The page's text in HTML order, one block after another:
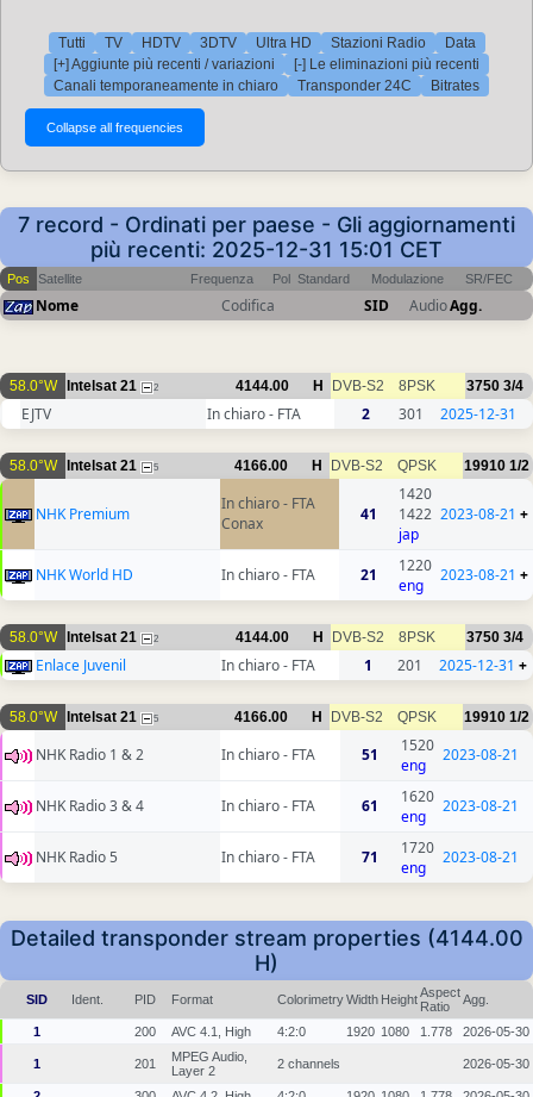
Tutti TV HDTV 3DTV Ultra HD Stazioni Radio
Data
[+] Aggiunte più recenti / variazioni
[-] Le eliminazioni più recenti
Canali temporaneamente in chiaro
Transponder 24C Bitrates
7 record - Ordinati per paese - Gli aggiornamenti
più recenti: 2025-12-31 15:01 CET
Pos Satellite Frequenza Pol Standard Modulazione SR/FEC
Nome Codifica SID AudioAgg.
58.0°W Intelsat 21 2 4144.00 H DVB-S2 8PSK 3750 3/4
EJTV In chiaro - FTA 2 301 2025-12-31
58.0°W Intelsat 21 5 4166.00 H DVB-S2 QPSK 19910 1/2
NHK Premium
In chiaro - FTA
Conax
41
1420
1422
jap
2023-08-21 +
NHK World HD In chiaro - FTA 21
1220
eng
2023-08-21 +
58.0°W Intelsat 21 2 4144.00 H DVB-S2 8PSK 3750 3/4
Enlace Juvenil In chiaro - FTA 1 201 2025-12-31 +
58.0°W Intelsat 21 5 4166.00 H DVB-S2 QPSK 19910 1/2
NHK Radio 1 & 2 In chiaro - FTA 51
1520
eng
2023-08-21
NHK Radio 3 & 4 In chiaro - FTA 61
1620
eng
2023-08-21
NHK Radio 5 In chiaro - FTA 71
1720
eng
2023-08-21
Detailed transponder stream properties (4144.00
H)
SID Ident. PID Format ColorimetryWidth HeightAspect
Ratio
Agg.
1 200 AVC 4.1, High 4:2:0 1920 1080 1.778 2026-05-30
1 201
MPEG Audio,
Layer 2
2 channels 2026-05-30